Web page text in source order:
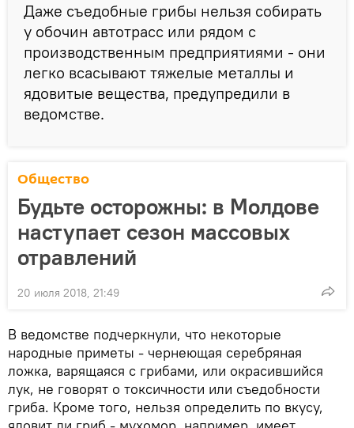
Даже съедобные грибы нельзя собирать
у обочин автотрасс или рядом с
производственным предприятиями - они
легко всасывают тяжелые металлы и
ядовитые вещества, предупредили в
ведомстве.
Общество
Будьте осторожны: в Молдове
наступает сезон массовых
отравлений
20 июля 2018, 21:49
В ведомстве подчеркнули, что некоторые
народные приметы - чернеющая серебряная
ложка, варящаяся с грибами, или окрасившийся
лук, не говорят о токсичности или съедобности
гриба. Кроме того, нельзя определить по вкусу,